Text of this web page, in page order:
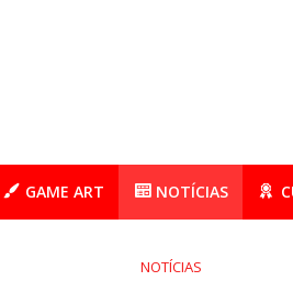
GAME ART NOTÍCIAS
NOTÍCIAS